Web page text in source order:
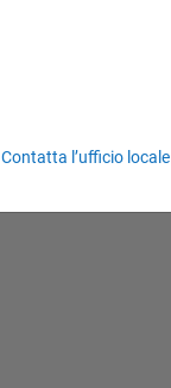
Contatta l’ufficio locale